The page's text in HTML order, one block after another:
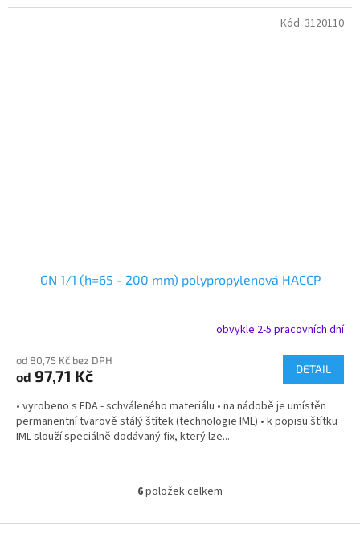
GN 1/1 (h=65 - 200 mm) polypropylenová HACCP
obvykle 2-5 pracovních dní
od 80,75 Kč bez DPH
od 97,71 Kč DETAIL
• vyrobeno s FDA - schváleného materiálu • na nádobě je umístěn
permanentní tvarově stálý štítek (technologie IML) • k popisu štítku
IML slouží speciálně dodávaný fix, který lze...
Kód: 3120110
O
l
6položek celkem